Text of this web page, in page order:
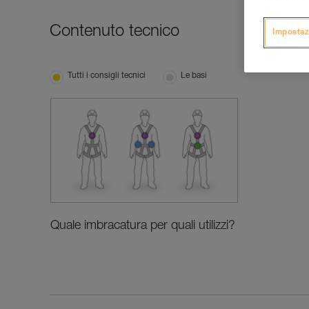
Contenuto tecnico
Tutti i consigli tecnici Le basi
Quale imbracatura per quali utilizzi?